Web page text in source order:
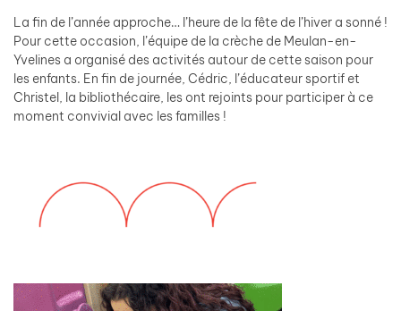
La fin de l’année approche… l’heure de la fête de l’hiver a sonné !
Pour cette occasion, l’équipe de la crèche de Meulan-en-
Yvelines a organisé des activités autour de cette saison pour
les enfants. En fin de journée, Cédric, l’éducateur sportif et
Christel, la bibliothécaire, les ont rejoints pour participer à ce
moment convivial avec les familles !